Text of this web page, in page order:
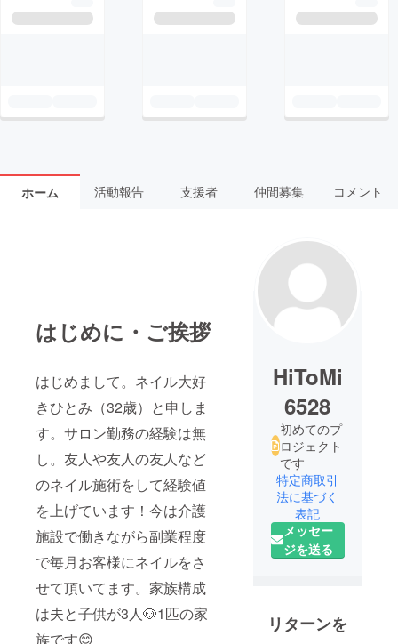
ホーム 活動報告 支援者 仲間募集 コメント
はじめに・ご挨拶
はじめまして。ネイル大好
きひとみ（32歳）と申しま
す。サロン勤務の経験は無
し。友人や友人の友人など
のネイル施術をして経験値
を上げています！今は介護
施設で働きながら副業程度
で毎月お客様にネイルをさ
せて頂いてます。家族構成
は夫と子供が3人🐶1匹の家
族です😊
HiToMi
6528
初めてのプ
ロジェクト
です
特定商取引
法に基づく
表記
メッセー
ジを送る
リターンを